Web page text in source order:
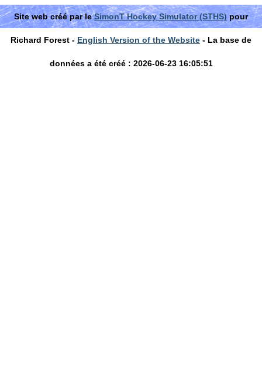
Site web créé par leSimonT Hockey Simulator (STHS)pour
Richard Forest - English Version of the Website - La base de
données a été créé : 2026-06-23 16:05:51